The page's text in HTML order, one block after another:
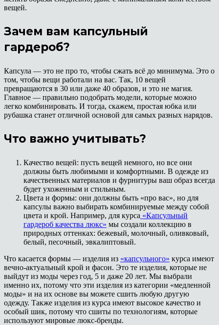
вещей.
Зачем вам капсульный
гардероб?
Капсула — это не про то, чтобы сжать всё до минимума. Это о
том, чтобы вещи работали на вас. Так, 10 вещей
превращаются в 30 или даже 40 образов, и это не магия.
Главное — правильно подобрать модели, которые можно
легко комбинировать. И тогда, скажем, простая юбка или
рубашка станет отличной основой для самых разных нарядов.
Что важно учитывать?
Качество вещей: пусть вещей немного, но все они
должны быть любимыми и комфортными. В одежде из
качественных материалов и фурнитуры ваш образ всегда
будет ухоженным и стильным.
Цвета и формы: они должны быть «про вас», но для
капсулы важно выбирать комбинируемые между собой
цвета и крой. Например, для курса «Капсульный
гардероб качества люкс» мы создали коллекцию в
природных оттенках: бежевый, молочный, оливковый,
белый, песочный, эвкалиптовый.
Что касается формы — изделия из «капсульного» курса имеют
вечно-актуальный крой и фасон. Это те изделия, которые не
выйдут из моды через год, 5 и даже 20 лет. Мы выбрали
именно их, потому что эти изделия из категории «медленной
моды» и на их основе вы можете сшить любую другую
одежду. Также изделия из курса имеют высокое качество и
особый шик, потому что сшиты по технологиям, которые
используют мировые люкс-бренды.